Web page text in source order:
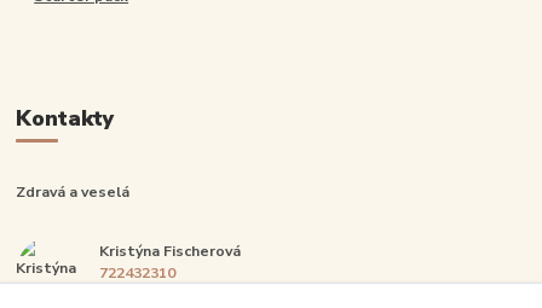
Kontakty
Zdravá a veselá
Kristýna Fischerová
722432310